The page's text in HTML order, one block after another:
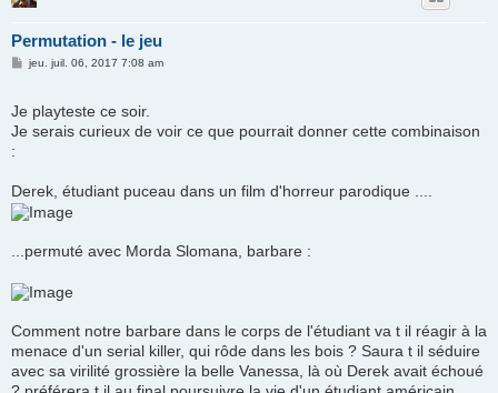
Permutation - le jeu
M
a
g
jeu. juil. 06, 2017 7:08 am
Je playteste ce soir.
Je serais curieux de voir ce que pourrait donner cette combinaison
:
Derek, étudiant puceau dans un film d'horreur parodique ....
...permuté avec Morda Slomana, barbare :
Comment notre barbare dans le corps de l'étudiant va t il réagir à la
menace d'un serial killer, qui rôde dans les bois ? Saura t il séduire
avec sa virilité grossière la belle Vanessa, là où Derek avait échoué